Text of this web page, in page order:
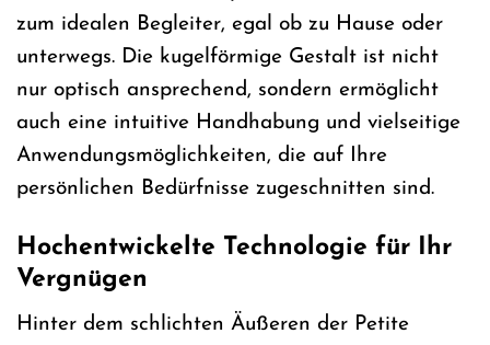
zum idealen Begleiter, egal ob zu Hause oder
unterwegs. Die kugelförmige Gestalt ist nicht
nur optisch ansprechend, sondern ermöglicht
auch eine intuitive Handhabung und vielseitige
Anwendungsmöglichkeiten, die auf Ihre
persönlichen Bedürfnisse zugeschnitten sind.
Hochentwickelte Technologie für Ihr
Vergnügen
Hinter dem schlichten Äußeren der Petite